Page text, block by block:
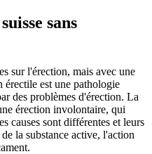
sans
sur l'érection, mais avec une
est une pathologie
des problèmes d'érection. La
érection involontaire, qui
causes sont différentes et leurs
la substance active, l'action